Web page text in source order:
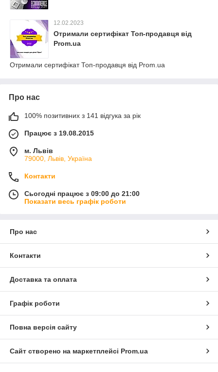
12.02.2023
Отримали сертифікат Топ-продавця від
Prom.ua
Отримали сертифікат Топ-продавця від Prom.ua
Про нас
100% позитивних з 141 відгука за рік
Працює з 19.08.2015
м. Львів
79000, Львів, Україна
Контакти
Сьогодні працює з 09:00 до 21:00
Показати весь графік роботи
Про нас
Контакти
Доставка та оплата
Графік роботи
Повна версія сайту
Сайт створено на маркетплейсі Prom.ua